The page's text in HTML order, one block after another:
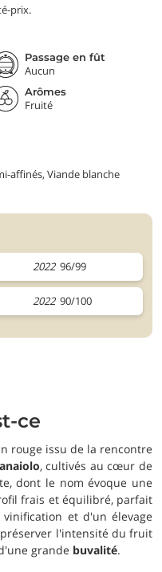
prix.
Passage en fût
Aucun
Arômes
Fruité
affinés, Viande blanche
2022 96/99
2022 90/100
ce
rouge issu de la rencontre
, cultivés au cœur de
dont le nom évoque une
frais et équilibré, parfait
et d'un élevage
l'intensité du fruit
grande buvalité.